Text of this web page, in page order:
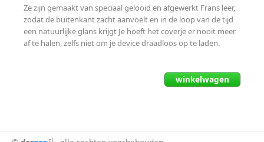
Ze zijn gemaakt van speciaal gelooid en afgewerkt Frans leer,
zodat de buitenkant zacht aanvoelt en in de loop van de tijd
een natuurlijke glans krijgt Je hoeft het coverje er nooit meer
af te halen, zelfs niet om je device draadloos op te laden.
winkelwagen
.nl